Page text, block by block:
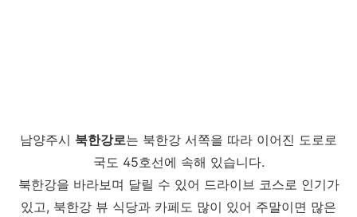
남양주시 북한강로는 북한강 서쪽을 따라 이어진 도로로
국도 45호선에 속해 있습니다.
북한강을 바라보며 달릴 수 있어 드라이브 코스로 인기가
있고, 북한강 뷰 식당과 카페도 많이 있어 주말이면 많은